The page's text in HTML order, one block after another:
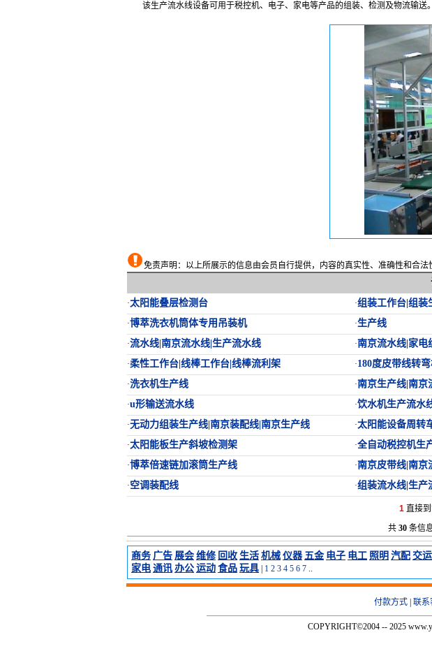
该生产流水线设备可用于税控机、电子、家电等产品的组装、检测及物流输送。
免责声明：以上所展示的信息由会员自行提供，内容的真实性、准确性和合
·太阳能叠层检测台 ·组装工作台|组装
·博萃洗衣机筒体专用吊装机 ·生产线
·流水线|南京流水线|生产流水线 ·南京流水线|家电
·柔性工作台|线棒工作台|线棒流利架 ·180度皮带线转
·洗衣机生产线 ·南京生产线|南京
·u形输送流水线 ·饮水机生产流水
·无动力组装生产线|南京装配线|南京生产线 ·太阳能设备周转
·太阳能板生产斜坡检测架 ·全自动税控机生
·博萃倍速链加滚筒生产线 ·南京皮带线|南京
·空调装配线 ·组装流水线|生产
1 直接
共 30 条信
商务 广告 展会 维修 回收 生活 机械 仪器 五金 电子 电工 照明 汽配 交运
家电 通讯 办公 运动 食品 玩具 1 2 3 4 5 6 7 ..
付款方式 联系
COPYRIGHT©2004 -- 2025